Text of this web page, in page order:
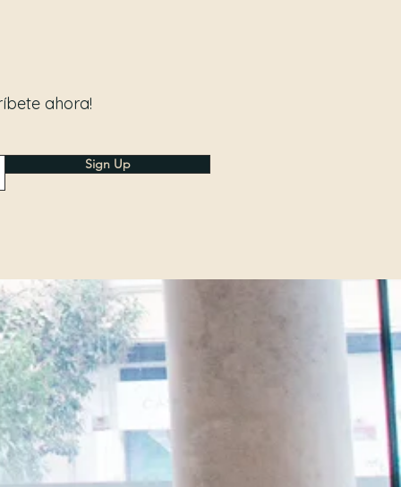
ahora!
Sign Up